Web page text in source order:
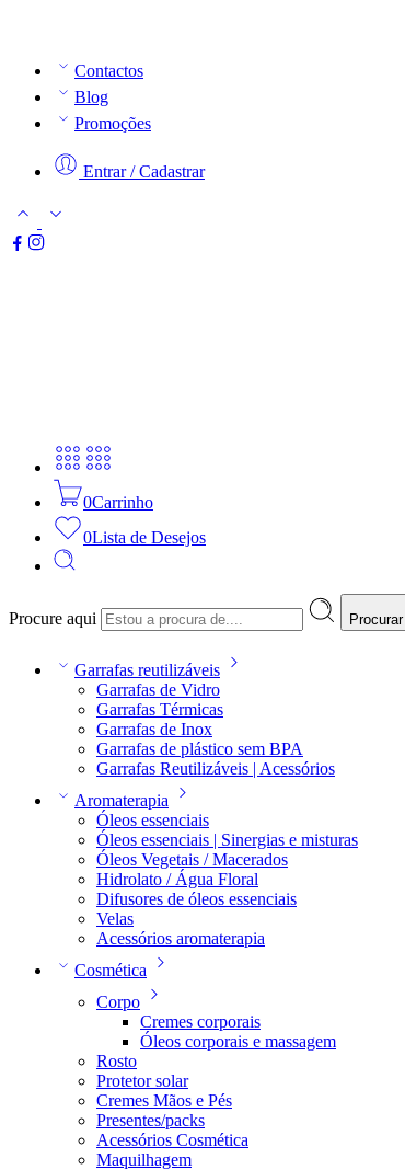
Contactos
Blog
Promoções
Entrar / Cadastrar
0Carrinho
0Lista de Desejos
Procure aqui Procurar
Garrafas reutilizáveis
Garrafas de Vidro
Garrafas Térmicas
Garrafas de Inox
Garrafas de plástico sem BPA
Garrafas Reutilizáveis | Acessórios
Aromaterapia
Óleos essenciais
Óleos essenciais | Sinergias e misturas
Óleos Vegetais / Macerados
Hidrolato / Água Floral
Difusores de óleos essenciais
Velas
Acessórios aromaterapia
Cosmética
Corpo
Cremes corporais
Óleos corporais e massagem
Rosto
Protetor solar
Cremes Mãos e Pés
Presentes/packs
Acessórios Cosmética
Maquilhagem